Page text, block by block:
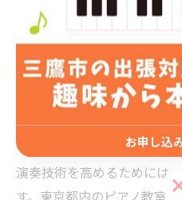
す。これにより、演奏にお
向上します。上級者が求め
めに、ピアノ教室は常に新
ニーズに応えています。
演奏技術を高めるための特
演奏技術を高めるためには
す。東京都内のピアノ教室
お申し込
お申し込